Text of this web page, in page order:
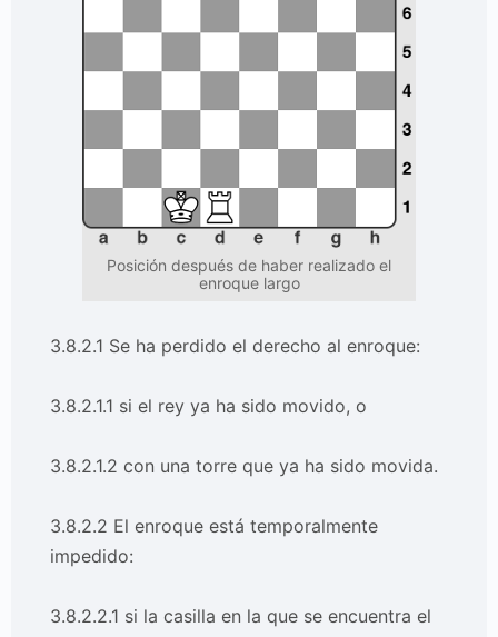
Posición después de haber realizado el
enroque largo
3.8.2.1 Se ha perdido el derecho al enroque:
3.8.2.1.1 si el rey ya ha sido movido, o
3.8.2.1.2 con una torre que ya ha sido movida.
3.8.2.2 El enroque está temporalmente
impedido:
3.8.2.2.1 si la casilla en la que se encuentra el